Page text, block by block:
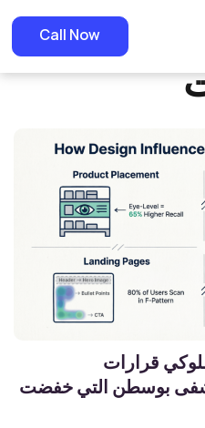
Call Now
قرارات
بوسطن التي خفضت